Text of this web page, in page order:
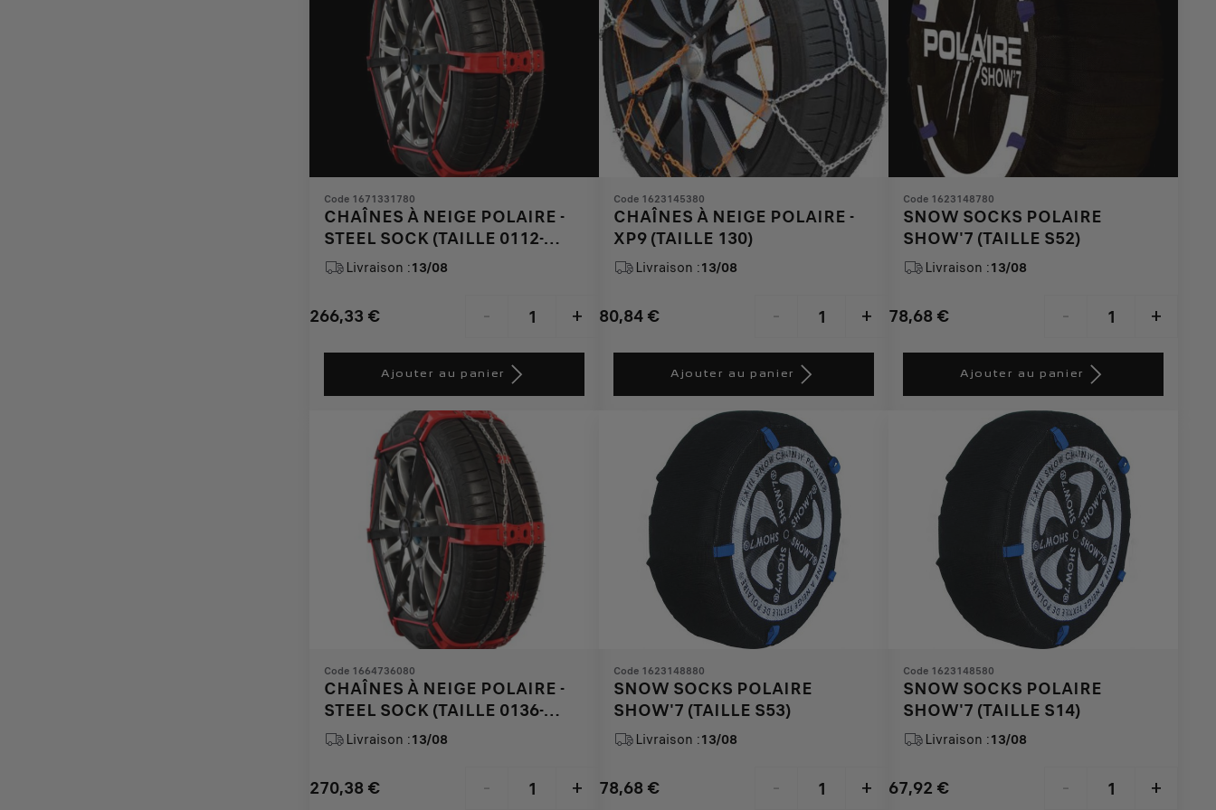
Code 1671331780
CHAÎNES À NEIGE POLAIRE -
STEEL SOCK (TAILLE 0112-
PSSA)
Livraison :13/08
266,33 €
Price
266,33
- +
Quantity
to:
Ajouter au panier
Code 1623145380
CHAÎNES À NEIGE POLAIRE -
XP9 (TAILLE 130)
Livraison :13/08
80,84€
Price
80,84
- +
Quantity
to:
Ajouter au panier
Code 1623148780
SNOW SOCKS POLAIRE
SHOW'7 (TAILLE S52)
Livraison :13/08
78,68€
Price
78,68
- +
Quantity
to:
Ajouter au panier
Code 1664736080
CHAÎNES À NEIGE POLAIRE -
STEEL SOCK (TAILLE 0136-
PSSA)
Livraison :13/08
270,38€ - +
Code 1623148880
SNOW SOCKS POLAIRE
SHOW'7 (TAILLE S53)
Livraison :13/08
78,68€ - +
Code 1623148580
SNOW SOCKS POLAIRE
SHOW'7 (TAILLE S14)
Livraison :13/08
67,92 € - +